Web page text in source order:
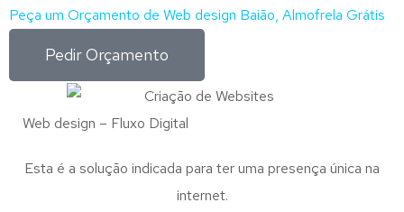
Peça um Orçamento de Web design Baião, Almofrela Grátis
Pedir Orçamento
Web design – Fluxo Digital
Esta é a solução indicada para ter uma presença única na
internet.